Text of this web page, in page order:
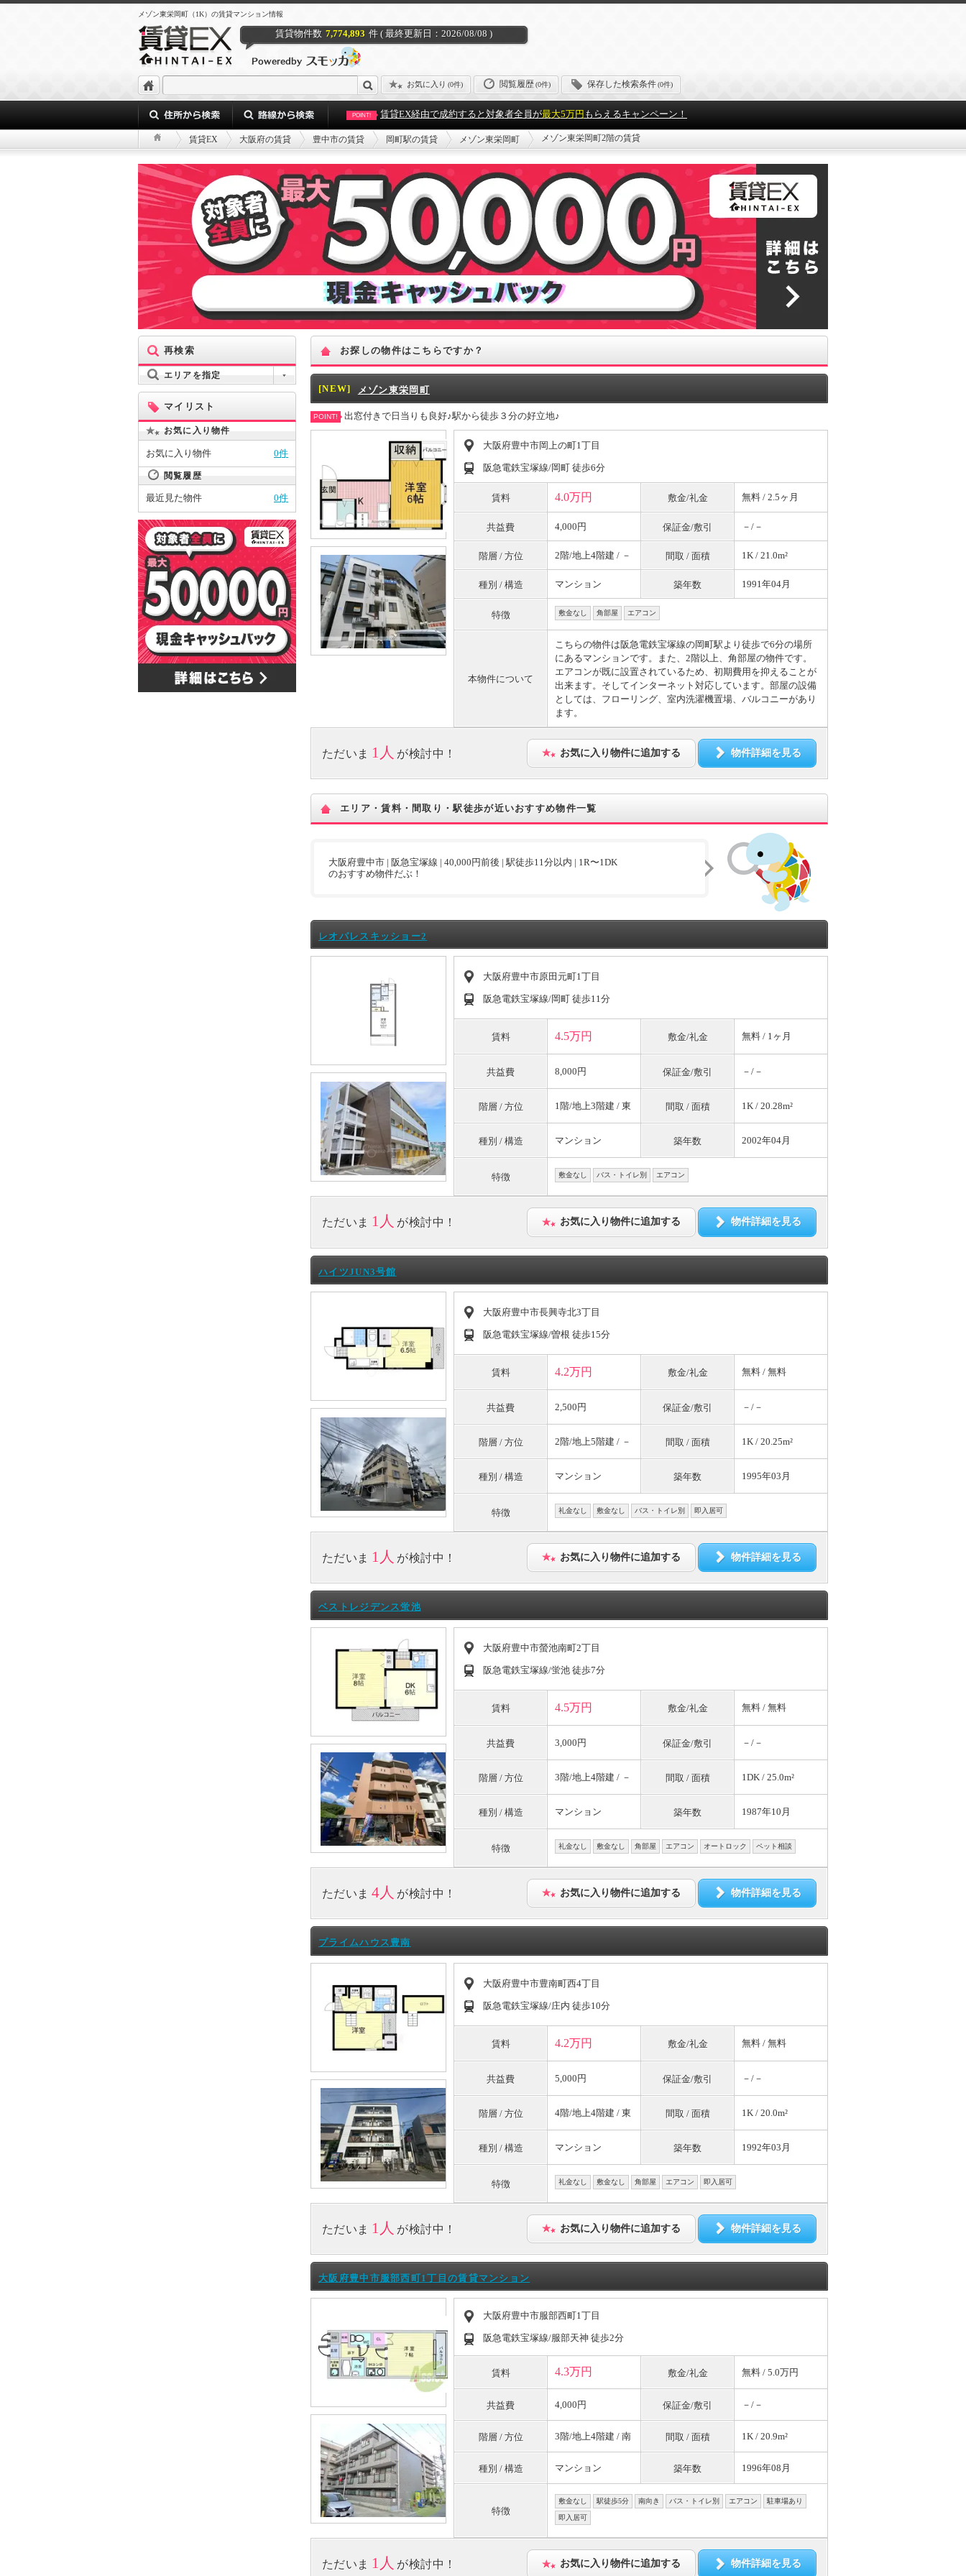
メゾン東栄岡町（1K）の賃貸マンション情報
賃貸物件数 7,774,893 件 ( 最終更新日：2026/08/08 )
お気に入り (0件) 閲覧履歴(0件) 保存した検索条件(0件)
POINT! 賃貸EX経由で成約すると対象者全員が最大5万円 もらえるキャンペーン！
賃貸EX 大阪府の賃貸 豊中市の賃貸 岡町駅の賃貸 メゾン東栄岡町 メゾン東栄岡町2階の賃貸
再検索
エリアを指定
マイリスト
お気に入り物件
お気に入り物件 0件
閲覧履歴
最近見た物件 0件
お探しの物件はこちらですか？
[NEW] メゾン東栄岡町
POINT! 出窓付きで日当りも良好♪駅から徒歩３分の好立地♪
大阪府豊中市岡上の町1丁目
阪急電鉄宝塚線/岡町 徒歩6分
賃料 4.0万円 敷金/礼金 無料 / 2.5ヶ月
共益費 4,000円 保証金/敷引 －/－
階層 / 方位 2階/地上4階建 / － 間取 / 面積 1K / 21.0m²
種別 / 構造 マンション 築年数 1991年04月
特徴 敷金なし 角部屋 エアコン
本物件について
こちらの物件は阪急電鉄宝塚線の岡町駅より徒歩で6分の場所
にあるマンションです。また、2階以上、角部屋の物件です。
エアコンが既に設置されているため、初期費用を抑えることが
出来ます。そしてインターネット対応しています。部屋の設備
としては、フローリング、室内洗濯機置場、バルコニーがあり
ます。
ただいま 1人 が検討中！ お気に入り物件に追加する 物件詳細を見る
エリア・賃料・間取り・駅徒歩が近いおすすめ物件一覧
大阪府豊中市 | 阪急宝塚線 | 40,000円前後 | 駅徒歩11分以内 | 1R〜1DK
のおすすめ物件だぶ！
レオパレスキッショー2
大阪府豊中市原田元町1丁目
阪急電鉄宝塚線/岡町 徒歩11分
賃料 4.5万円 敷金/礼金 無料 / 1ヶ月
共益費 8,000円 保証金/敷引 －/－
階層 / 方位 1階/地上3階建 / 東 間取 / 面積 1K / 20.28m²
種別 / 構造 マンション 築年数 2002年04月
特徴 敷金なし バス・トイレ別 エアコン
ただいま 1人 が検討中！ お気に入り物件に追加する 物件詳細を見る
ハイツJUN3号館
大阪府豊中市長興寺北3丁目
阪急電鉄宝塚線/曽根 徒歩15分
賃料 4.2万円 敷金/礼金 無料 / 無料
共益費 2,500円 保証金/敷引 －/－
階層 / 方位 2階/地上5階建 / － 間取 / 面積 1K / 20.25m²
種別 / 構造 マンション 築年数 1995年03月
特徴 礼金なし 敷金なし バス・トイレ別 即入居可
ただいま 1人 が検討中！ お気に入り物件に追加する 物件詳細を見る
ベストレジデンス蛍池
大阪府豊中市螢池南町2丁目
阪急電鉄宝塚線/蛍池 徒歩7分
賃料 4.5万円 敷金/礼金 無料 / 無料
共益費 3,000円 保証金/敷引 －/－
階層 / 方位 3階/地上4階建 / － 間取 / 面積 1DK / 25.0m²
種別 / 構造 マンション 築年数 1987年10月
特徴 礼金なし 敷金なし 角部屋 エアコン オートロック ペット相談
ただいま 4人 が検討中！ お気に入り物件に追加する 物件詳細を見る
プライムハウス豊南
大阪府豊中市豊南町西4丁目
阪急電鉄宝塚線/庄内 徒歩10分
賃料 4.2万円 敷金/礼金 無料 / 無料
共益費 5,000円 保証金/敷引 －/－
階層 / 方位 4階/地上4階建 / 東 間取 / 面積 1K / 20.0m²
種別 / 構造 マンション 築年数 1992年03月
特徴 礼金なし 敷金なし 角部屋 エアコン 即入居可
ただいま 1人 が検討中！ お気に入り物件に追加する 物件詳細を見る
大阪府豊中市服部西町1丁目の賃貸マンション
大阪府豊中市服部西町1丁目
阪急電鉄宝塚線/服部天神 徒歩2分
賃料 4.3万円 敷金/礼金 無料 / 5.0万円
共益費 4,000円 保証金/敷引 －/－
階層 / 方位 3階/地上4階建 / 南 間取 / 面積 1K / 20.9m²
種別 / 構造 マンション 築年数 1996年08月
特徴
敷金なし 駅徒歩5分 南向き バス・トイレ別 エアコン 駐車場あり
即入居可
ただいま 1人 が検討中！ お気に入り物件に追加する 物件詳細を見る